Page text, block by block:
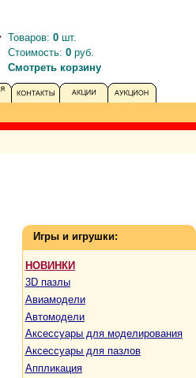
Товаров: 0 шт.
Стоимость: 0 руб.
Смотреть корзину
Игры и игрушки:
НОВИНКИ
3D пазлы
Авиамодели
Автомодели
Аксессуары для моделирования
Аксессуары для пазлов
Аппликация